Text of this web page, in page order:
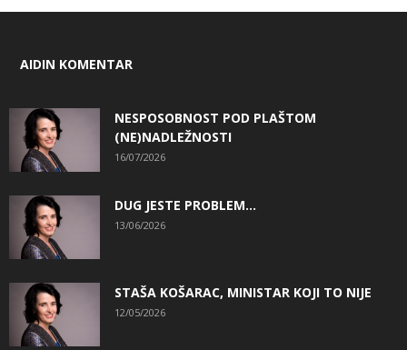
AIDIN KOMENTAR
NESPOSOBNOST POD PLAŠTOM
(NE)NADLEŽNOSTI
16/07/2026
DUG JESTE PROBLEM…
13/06/2026
STAŠA KOŠARAC, MINISTAR KOJI TO NIJE
12/05/2026